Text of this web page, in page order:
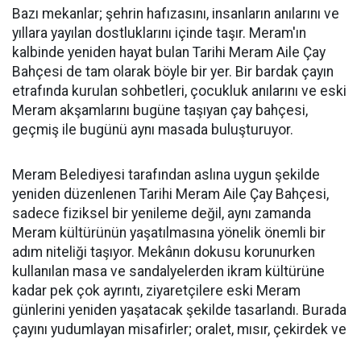
Bazı mekanlar; şehrin hafızasını, insanların anılarını ve
yıllara yayılan dostluklarını içinde taşır. Meram'ın
kalbinde yeniden hayat bulan Tarihi Meram Aile Çay
Bahçesi de tam olarak böyle bir yer. Bir bardak çayın
etrafında kurulan sohbetleri, çocukluk anılarını ve eski
Meram akşamlarını bugüne taşıyan çay bahçesi,
geçmiş ile bugünü aynı masada buluşturuyor.
Meram Belediyesi tarafından aslına uygun şekilde
yeniden düzenlenen Tarihi Meram Aile Çay Bahçesi,
sadece fiziksel bir yenileme değil, aynı zamanda
Meram kültürünün yaşatılmasına yönelik önemli bir
adım niteliği taşıyor. Mekânın dokusu korunurken
kullanılan masa ve sandalyelerden ikram kültürüne
kadar pek çok ayrıntı, ziyaretçilere eski Meram
günlerini yeniden yaşatacak şekilde tasarlandı. Burada
çayını yudumlayan misafirler; oralet, mısır, çekirdek ve